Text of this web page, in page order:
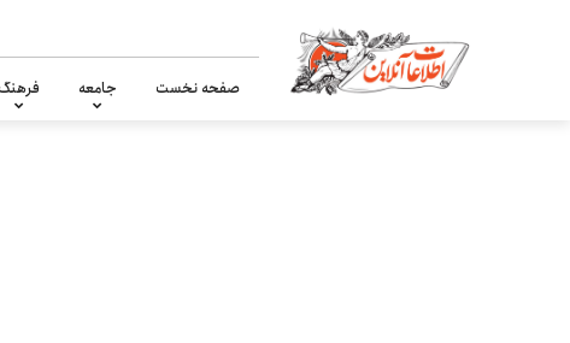
صفحه نخست جامعه فرهنگ